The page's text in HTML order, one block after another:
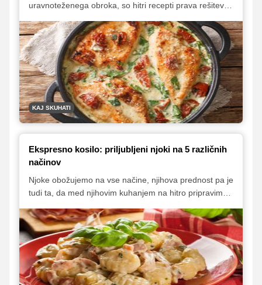
uravnoteženega obroka, so hitri recepti prava rešitev.
in razkošnih piščančjih prsi v omaki. Za sladkosnede
pa smo dodali še recept za slastno jagodno sladico
brez peke. Popestrite svoj jedilnik in uživajte v okusnih
obrokih brez dolgega kuhanja in velikega kupa
umazane posode!
KAJ SKUHATI
Ekspresno kosilo: priljubljeni njoki na 5 različnih
načinov
Njoke obožujemo na vse načine, njihova prednost pa je
tudi ta, da med njihovim kuhanjem na hitro pripravimo
ure ali pa še manj, kar je odlična izbira za dneve, ko
nimate veliko časa. V nadaljevanju vam predstavljamo
naših pet najljubših hitrih receptov.